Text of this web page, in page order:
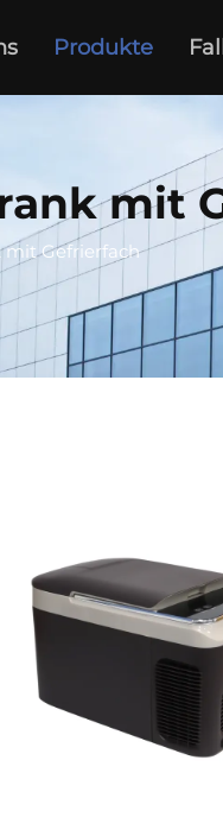
Produkte Fall
mit
mit Gefrierfach